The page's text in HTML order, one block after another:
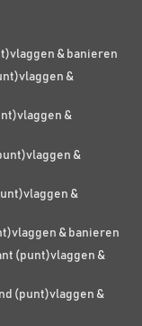
& banieren
&
&
&
&
& banieren
(punt)vlaggen &
(punt)vlaggen &